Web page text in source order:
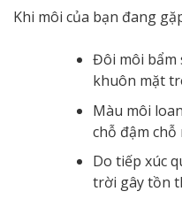
Khi môi của bạn đang
Đôi môi bẩm
khuôn mặt
Màu môi
chỗ đậm
Do tiếp xúc
trời gây tồn